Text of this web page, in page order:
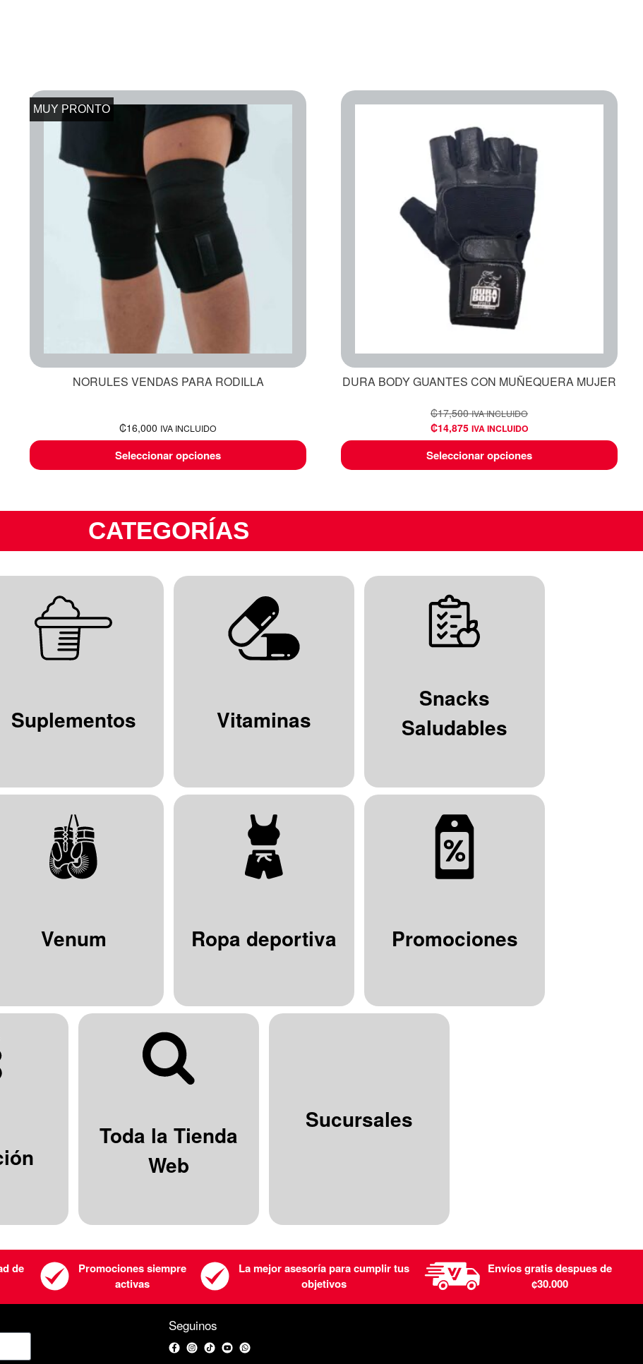
MUY PRONTO
NORULES VENDAS PARA RODILLA
₡16,000 IVA INCLUIDO
Seleccionar opciones
DURA BODY GUANTES CON MUÑEQUERA MUJER
₡17,500 IVA INCLUIDO
₡14,875 IVA INCLUIDO
Seleccionar opciones
CATEGORÍAS
Suplementos Vitaminas
Snacks
Saludables
Venum Ropa deportiva Promociones
Toda la Tienda
Web
Sucursales
de
Promociones siempre
activas
La mejor asesoría para cumplir tus
objetivos
Envíos gratis despues de
¢30.000
Seguinos
Facebook
Instagram
TikTokYouTubeWhatsApp